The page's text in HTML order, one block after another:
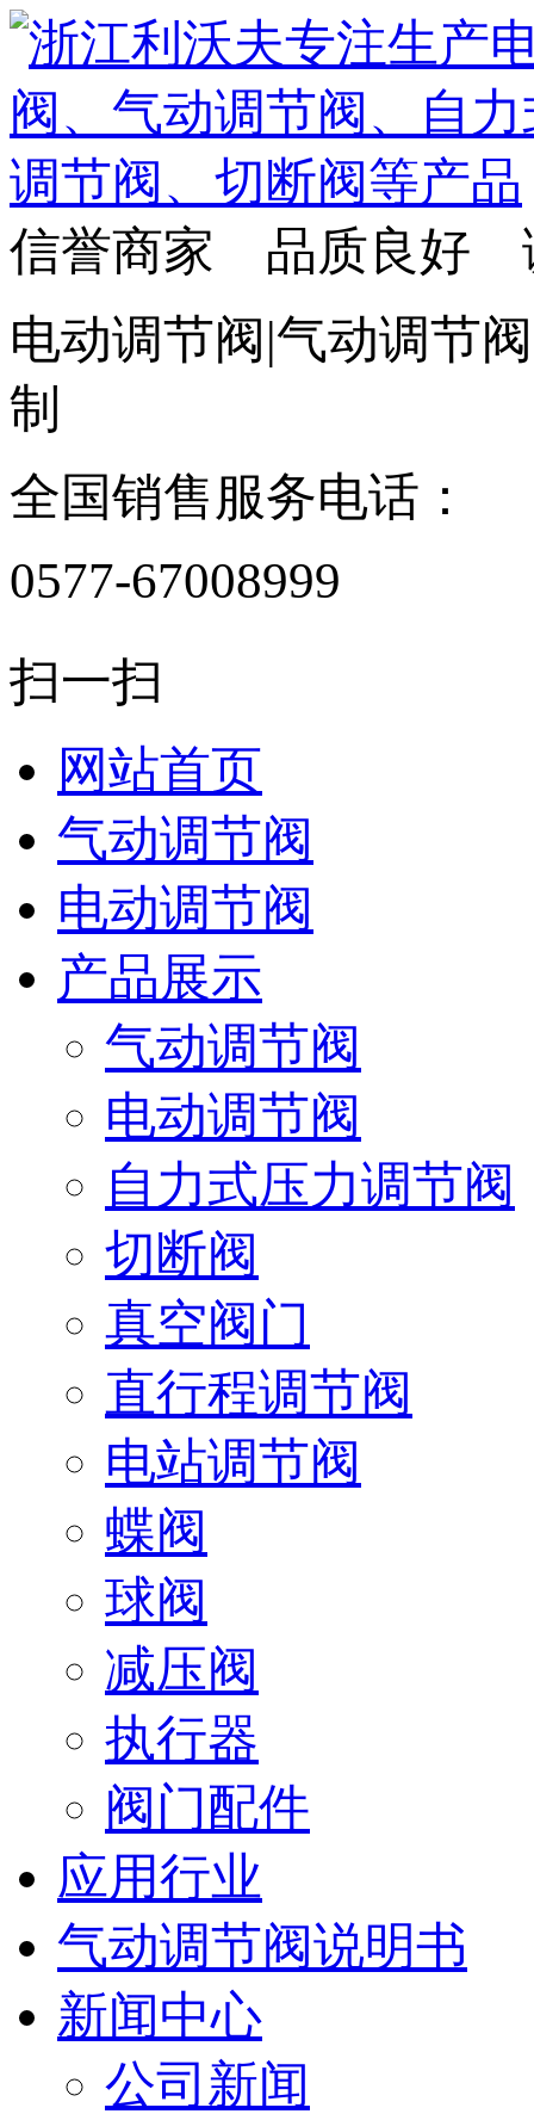
信誉商家 品质良好
电动调节阀|气动调节
制
全国销售服务电话：
0577-67008999
扫一扫
网站首页
气动调节阀
电动调节阀
产品展示
气动调节阀
电动调节阀
自力式压力调节阀
切断阀
真空阀门
直行程调节阀
电站调节阀
蝶阀
球阀
减压阀
执行器
阀门配件
应用行业
气动调节阀说明书
新闻中心
公司新闻